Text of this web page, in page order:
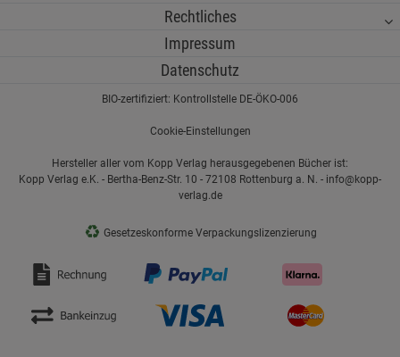
Rechtliches
Impressum
Datenschutz
BIO-zertifiziert: Kontrollstelle DE-ÖKO-006
Cookie-Einstellungen
Hersteller aller vom Kopp Verlag herausgegebenen Bücher ist:
Kopp Verlag e.K. - Bertha-Benz-Str. 10 - 72108 Rottenburg a. N. - info@kopp-
verlag.de
♻ Gesetzeskonforme Verpackungslizenzierung
Cookie-Informationen
Marketing Cookies (3)
Datenschutzerklärung Impressum